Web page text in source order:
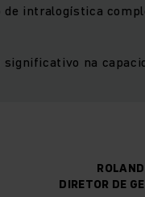
de intralogística
na
DIRETOR DE